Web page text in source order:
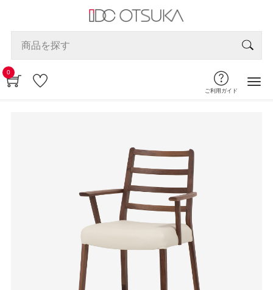
0
ご利用ガイド